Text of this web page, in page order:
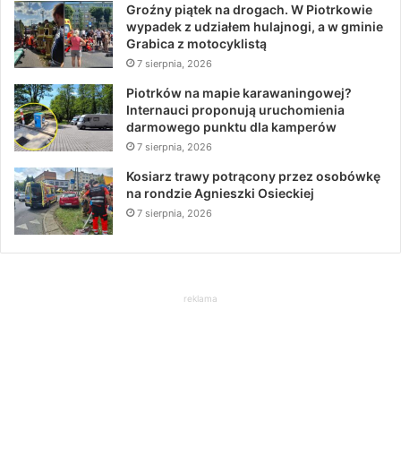
Groźny piątek na drogach. W Piotrkowie
wypadek z udziałem hulajnogi, a w gminie
Grabica z motocyklistą
7 sierpnia, 2026
Piotrków na mapie karawaningowej?
Internauci proponują uruchomienia
darmowego punktu dla kamperów
7 sierpnia, 2026
Kosiarz trawy potrącony przez osobówkę
na rondzie Agnieszki Osieckiej
7 sierpnia, 2026
reklama